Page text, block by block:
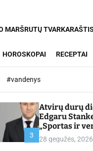
MARŠRUTŲ
HOROSKOPAI RECEPTAI
#vandenys
3
Atvirų durų
Edgaru
„Sportas ir
partnerystės,
kuria vertę“ –
28 gegužės, 2026